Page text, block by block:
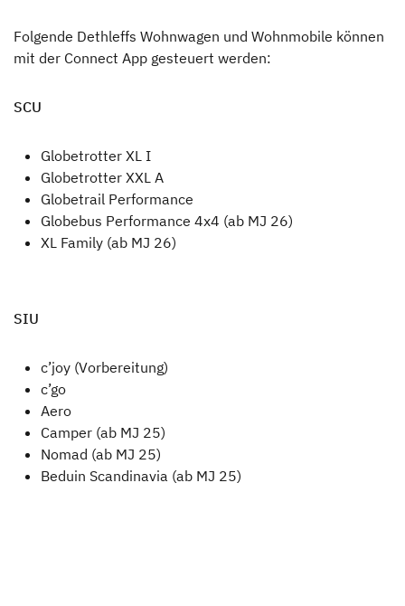
Folgende Dethleffs Wohnwagen und Wohnmobile können
mit der Connect App gesteuert werden:
SCU
Globetrotter XL I
Globetrotter XXL A
Globetrail Performance
Globebus Performance 4x4 (ab MJ 26)
XL Family (ab MJ 26)
SIU
c’joy (Vorbereitung)
c’go
Aero
Camper (ab MJ 25)
Nomad (ab MJ 25)
Beduin Scandinavia (ab MJ 25)